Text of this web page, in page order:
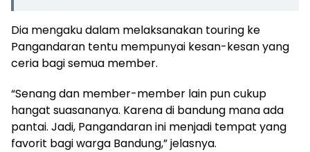
Dia mengaku dalam melaksanakan touring ke
Pangandaran tentu mempunyai kesan-kesan yang
ceria bagi semua member.
“Senang dan member-member lain pun cukup
hangat suasananya. Karena di bandung mana ada
pantai. Jadi, Pangandaran ini menjadi tempat yang
favorit bagi warga Bandung,” jelasnya.